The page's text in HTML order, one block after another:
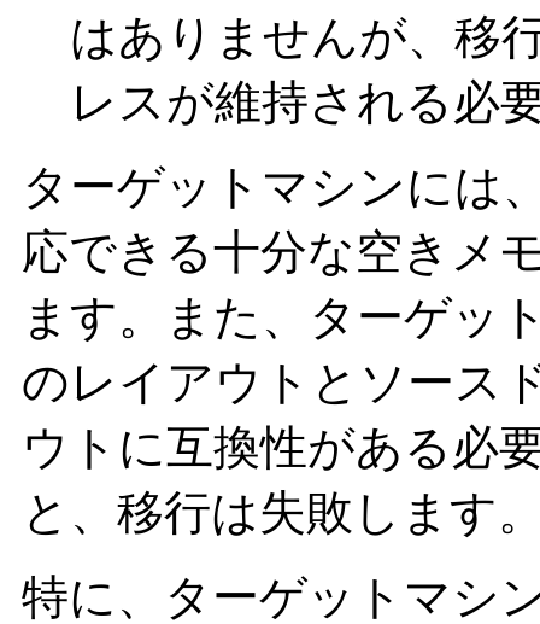
はありませんが、移
レスが維持される必
ターゲットマシンには
応できる十分な空きメ
ます。また、ターゲッ
のレイアウトとソース
ウトに互換性がある必
と、移行は失敗します
特に、ターゲットマシ